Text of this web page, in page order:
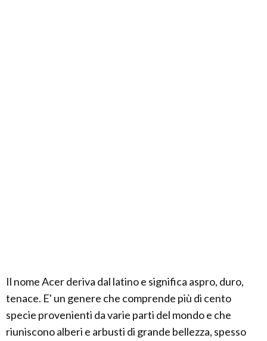
Il nome Acer deriva dal latino e significa aspro, duro,
tenace. E' un genere che comprende più di cento
specie provenienti da varie parti del mondo e che
riuniscono alberi e arbusti di grande bellezza, spesso